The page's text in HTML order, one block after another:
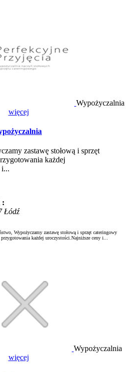
Wypożyczalnia
więcej
zastawę stołową i sprzęt
każdej
i...
:
Łódź
Wypożyczamy zastawę stołową i sprzęt cateringowy
każdej uroczystości.Najniższe ceny i...
Wypożyczalnia
więcej